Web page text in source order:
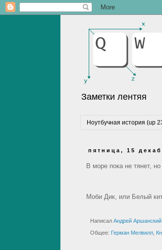
Заметки лентяя
Ноутбучная история (up
пятница, 15
В море пока не тянет,
Моби Дик, или Белый
Написал Андрей Аршанский
Общее: Герман Мелвилл